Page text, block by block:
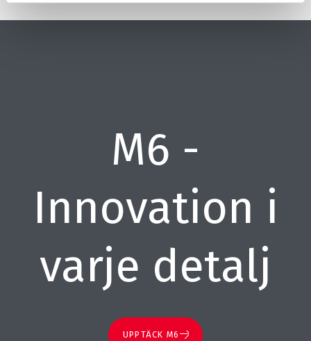
M6 -
Innovation i
varje detalj
UPPTÄCK M6